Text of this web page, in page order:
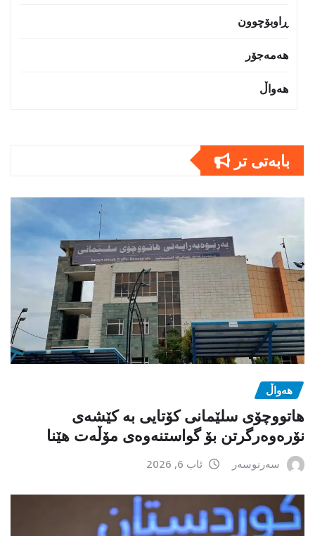
ڕاوبۆچوون
هەمەجۆر
هەواڵ
بابەتى تر
هەواڵ
هاتووچۆی سلێمانی کۆتایی بە کێشەی
نۆرەوەرگرتن بۆ گواستنەوەی مۆڵەت هێنا
سەرنوسەر ئاب 6, 2026